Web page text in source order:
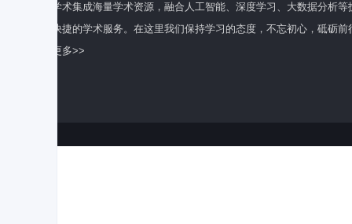
百度学术集成海量学术资源，融合人工智能、深度学习、大数据分析
全面快捷的学术服务。在这里我们保持学习的态度，不忘初心，砥砺前
了解更多>>